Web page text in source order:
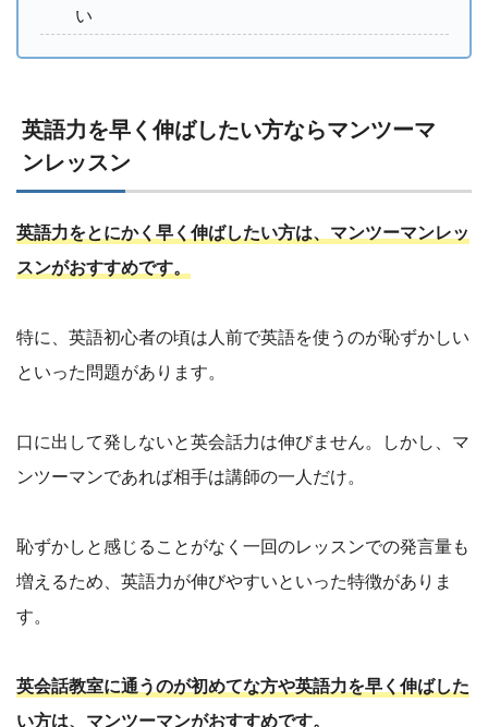
い
英語力を早く伸ばしたい方ならマンツーマ
ンレッスン
英語力をとにかく早く伸ばしたい方は、マンツーマンレッ
スンがおすすめです。
特に、英語初心者の頃は人前で英語を使うのが恥ずかしい
といった問題があります。
口に出して発しないと英会話力は伸びません。しかし、マ
ンツーマンであれば相手は講師の一人だけ。
恥ずかしと感じることがなく一回のレッスンでの発言量も
増えるため、英語力が伸びやすいといった特徴がありま
す。
英会話教室に通うのが初めてな方や英語力を早く伸ばした
い方は、マンツーマンがおすすめです。